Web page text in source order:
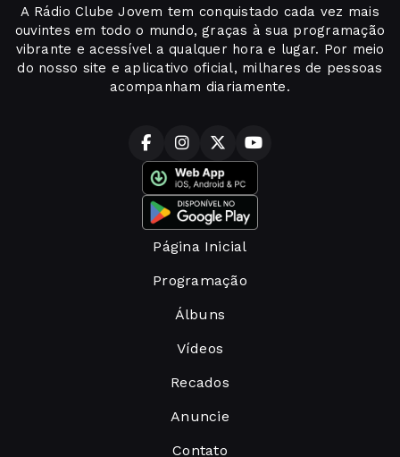
A Rádio Clube Jovem tem conquistado cada vez mais
ouvintes em todo o mundo, graças à sua programação
vibrante e acessível a qualquer hora e lugar. Por meio
do nosso site e aplicativo oficial, milhares de pessoas
acompanham diariamente.
Página Inicial
Programação
Álbuns
Vídeos
Recados
Anuncie
Contato